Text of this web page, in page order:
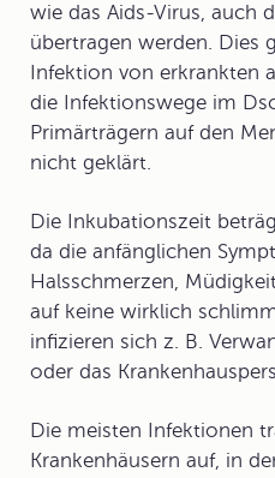
wie das Aids-Virus, auch
übertragen werden. Dies
Infektion von erkrankten
die Infektionswege im
Primärträgern auf den
nicht geklärt.
Die Inkubationszeit
da die anfänglichen
Halsschmerzen,
auf keine wirklich
infizieren sich z. B.
oder das
Die meisten Infektionen
Krankenhäusern auf, in